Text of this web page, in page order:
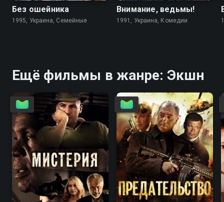
Без ошейника
1995, Украина, Семейные
Внимание, ведьмы!
1991, Украина, Комедии
Ещё фильмы в жанре: Экшн